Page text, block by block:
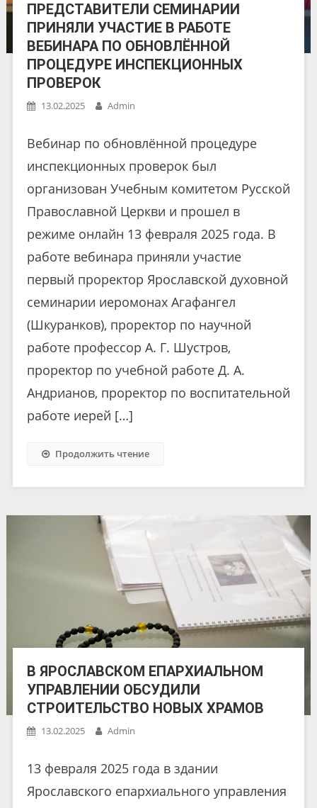
ПРЕДСТАВИТЕЛИ СЕМИНАРИИ
ПРИНЯЛИ УЧАСТИЕ В РАБОТЕ
ВЕБИНАРА ПО ОБНОВЛЁННОЙ
ПРОЦЕДУРЕ ИНСПЕКЦИОННЫХ
ПРОВЕРОК
13.02.2025 Admin
Вебинар по обновлённой процедуре
инспекционных проверок был
организован Учебным комитетом Русской
Православной Церкви и прошел в
режиме онлайн 13 февраля 2025 года. В
работе вебинара приняли участие
первый проректор Ярославской духовной
семинарии иеромонах Агафангел
(Шкуранков), проректор по научной
работе профессор А. Г. Шустров,
проректор по учебной работе Д. А.
Андрианов, проректор по воспитательной
работе иерей […]
Продолжить чтение
В ЯРОСЛАВСКОМ ЕПАРХИАЛЬНОМ
УПРАВЛЕНИИ ОБСУДИЛИ
СТРОИТЕЛЬСТВО НОВЫХ ХРАМОВ
13.02.2025 Admin
13 февраля 2025 года в здании
Ярославского епархиального управления